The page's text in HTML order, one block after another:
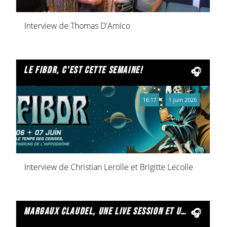
Interview de Thomas D'Amico
le fibdr, c'est cette semaine!
Interview de Christian Lerolle et Brigitte Lecolle
16:17 1 juin 2026
margaux claudel, une live session et un ep à venir